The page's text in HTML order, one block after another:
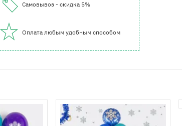
Самовывоз - скидка 5%
Оплата любым удобным способом